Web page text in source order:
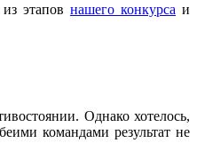
этапов нашего конкурса и
Однако хотелось,
командами результат не